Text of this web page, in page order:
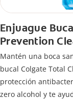
Enjuague
Prevention
Mantén una boca
bucal Colgate Total
protección
zero alcohol y te